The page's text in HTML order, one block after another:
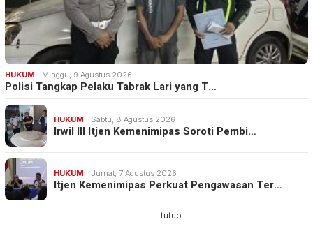
HUKUM Minggu, 9 Agustus 2026
Polisi Tangkap Pelaku Tabrak Lari yang T…
HUKUM Sabtu, 8 Agustus 2026
Irwil III Itjen Kemenimipas Soroti Pembi…
HUKUM Jumat, 7 Agustus 2026
Itjen Kemenimipas Perkuat Pengawasan Ter…
tutup